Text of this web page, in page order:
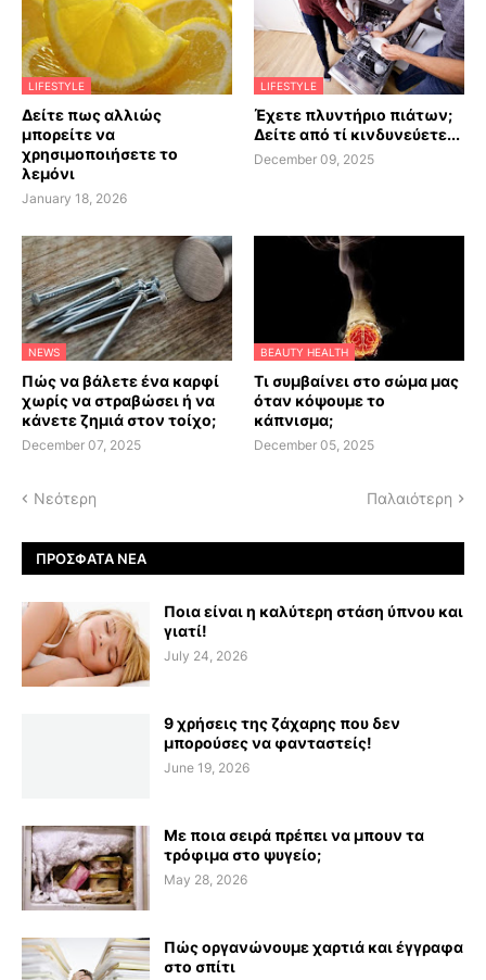
LIFESTYLE
Δείτε πως αλλιώς
μπορείτε να
χρησιμοποιήσετε το
λεμόνι
January 18, 2026
LIFESTYLE
Έχετε πλυντήριο πιάτων;
Δείτε από τί κινδυνεύετε...
December 09, 2025
NEWS
Πώς να βάλετε ένα καρφί
χωρίς να στραβώσει ή να
κάνετε ζημιά στον τοίχο;
December 07, 2025
BEAUTY HEALTH
Τι συμβαίνει στο σώμα μας
όταν κόψουμε το
κάπνισμα;
December 05, 2025
Νεότερη Παλαιότερη
ΠΡΌΣΦΑΤΑ ΝΈΑ
Ποια είναι η καλύτερη στάση ύπνου και
γιατί!
July 24, 2026
9 χρήσεις της ζάχαρης που δεν
μπορούσες να φανταστείς!
June 19, 2026
Με ποια σειρά πρέπει να μπουν τα
τρόφιμα στο ψυγείο;
May 28, 2026
Πώς οργανώνουμε χαρτιά και έγγραφα
στο σπίτι